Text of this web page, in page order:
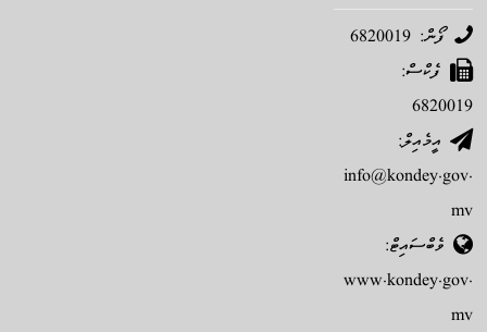
ފޯން: 6820019
ފެކްސް:
6820019
އީމެއިލް:
info@kondey.gov.
mv
ވެބްސައިޓް:
www.kondey.gov.
mv